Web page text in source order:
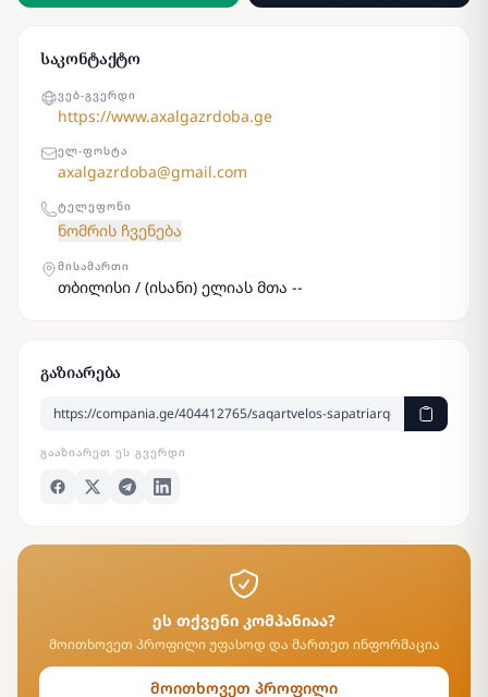
საკონტაქტო
ᲕᲔᲑ-ᲒᲕᲔᲠᲓᲘ
https://www.axalgazrdoba.ge
ᲔᲚ-ᲤᲝᲡᲢᲐ
axalgazrdoba@gmail.com
ᲢᲔᲚᲔᲤᲝᲜᲘ
ნომრის ჩვენება
ᲛᲘᲡᲐᲛᲐᲠᲗᲘ
თბილისი / (ისანი) ელიას მთა --
გაზიარება
ᲒᲐᲐᲖᲘᲐᲠᲔᲗ ᲔᲡ ᲒᲕᲔᲠᲓᲘ
ეს თქვენი კომპანიაა?
მოითხოვეთ პროფილი უფასოდ და მართეთ ინფორმაცია
მოითხოვეთ პროფილი